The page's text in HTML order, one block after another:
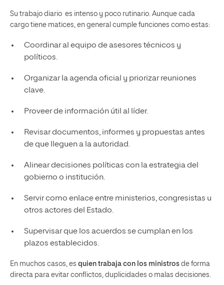
Su trabajo diario es intenso y poco rutinario. Aunque cada
cargo tiene matices, en general cumple funciones como estas:
Coordinar al equipo de asesores técnicos y
políticos.
Organizar la agenda oficial y priorizar reuniones
clave.
Proveer de información útil al líder.
Revisar documentos, informes y propuestas antes
de que lleguen a la autoridad.
Alinear decisiones políticas con la estrategia del
gobierno o institución.
Servir como enlace entre ministerios, congresistas u
otros actores del Estado.
Supervisar que los acuerdos se cumplan en los
plazos establecidos.
En muchos casos, es quien trabaja con los ministros de forma
directa para evitar conflictos, duplicidades o malas decisiones.